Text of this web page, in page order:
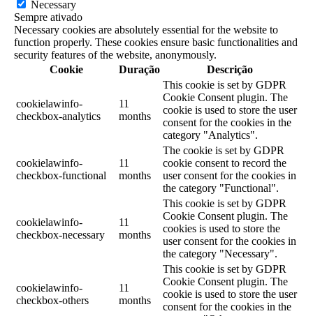
Necessary
Sempre ativado
Necessary cookies are absolutely essential for the website to
function properly. These cookies ensure basic functionalities and
security features of the website, anonymously.
Cookie
Duração Descrição
cookielawinfo-
checkbox-analytics
11
months
This cookie is set by GDPR
Cookie Consent plugin. The
cookie is used to store the user
consent for the cookies in the
category "Analytics".
cookielawinfo-
checkbox-functional
11
months
The cookie is set by GDPR
cookie consent to record the
user consent for the cookies in
the category "Functional".
cookielawinfo-
checkbox-necessary
11
months
This cookie is set by GDPR
Cookie Consent plugin. The
cookies is used to store the
user consent for the cookies in
the category "Necessary".
cookielawinfo-
checkbox-others
11
months
This cookie is set by GDPR
Cookie Consent plugin. The
cookie is used to store the user
consent for the cookies in the